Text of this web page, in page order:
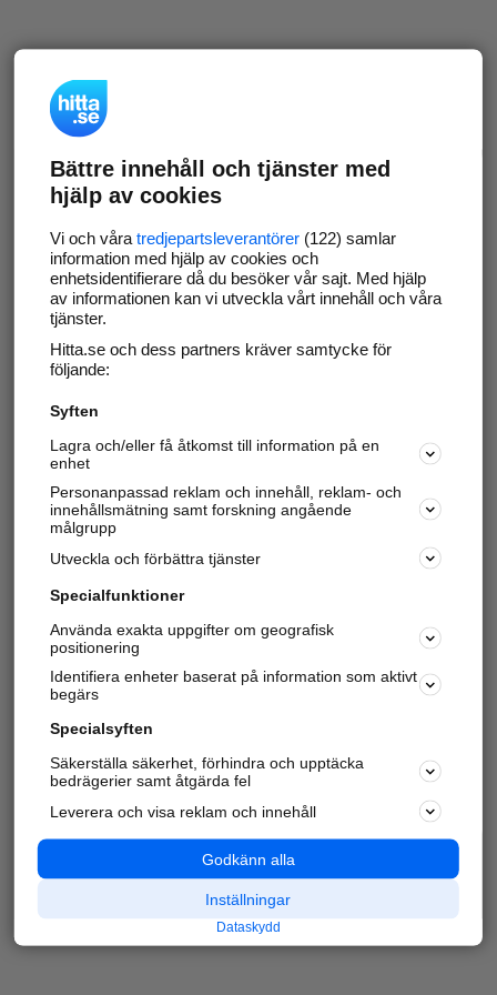
Bättre innehåll och tjänster med
hjälp av cookies
Vi och våra tredjepartsleverantörer(122) samlar
information med hjälp av cookies och
enhetsidentifierare då du besöker vår sajt. Med hjälp
av informationen kan vi utveckla vårt innehåll och våra
tjänster.
Hitta.se och dess partners kräver samtycke för
följande:
Syften
Lagra och/eller få åtkomst till information på en
enhet
Personanpassad reklam och innehåll, reklam- och
innehållsmätning samt forskning angående
målgrupp
Utveckla och förbättra tjänster
Specialfunktioner
Använda exakta uppgifter om geografisk
positionering
Identifiera enheter baserat på information som aktivt
begärs
Specialsyften
Säkerställa säkerhet, förhindra och upptäcka
bedrägerier samt åtgärda fel
Leverera och visa reklam och innehåll
Godkänn alla
Inställningar
Dataskydd